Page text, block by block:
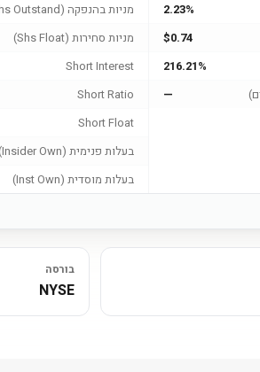
2.23%
$0.74
216.21%
—
מניות בהנפקה (Shs Outstand)
מניות סחירות (Shs Float)
Short Interest
Short Ratio
Short Float
בעלות פנימית (Insider Own)
בעלות מוסדית (Inst Own)
בורסה
NYSE